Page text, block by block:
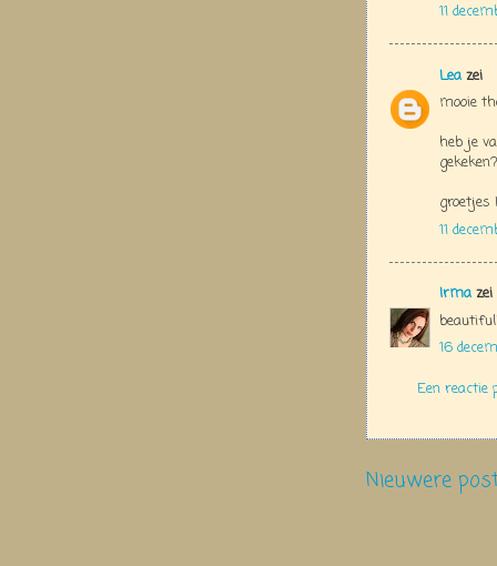
11
Lea zei
mooie
heb je
groetjes
11
Irma zei
16
Een reactie
Nieuwere